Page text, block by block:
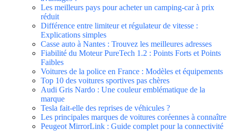
Les meilleurs pays pour acheter un camping-car à prix
réduit
Différence entre limiteur et régulateur de vitesse :
Explications simples
Casse auto à Nantes : Trouvez les meilleures adresses
Fiabilité du Moteur PureTech 1.2 : Points Forts et Points
Faibles
Voitures de la police en France : Modèles et équipements
Top 10 des voitures sportives pas chères
Audi Gris Nardo : Une couleur emblématique de la
marque
Tesla fait-elle des reprises de véhicules ?
Les principales marques de voitures coréennes à connaître
Peugeot MirrorLink : Guide complet pour la connectivité